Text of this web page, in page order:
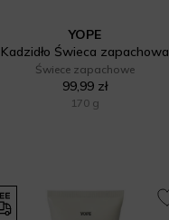
YOPE
Kadzidło Świeca zapachowa
Świece zapachowe
99,99 zł
170 g